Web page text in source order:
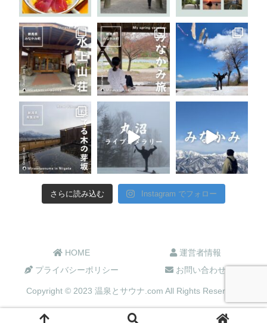
さらに読み込む Instagram でフォロー
HOME
運営者情報
プライバシーポリシー
お問い合わせ
Copyright © 2023 温泉とサウナ.com All Rights Reserved.